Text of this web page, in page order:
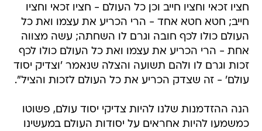
חציו זכאי וחציו חייב וכן כל העולם - חציו זכאי וחציו
חייב; חטא חטא אחד - הרי הכריע את עצמו ואת כל
העולם כולו לכף חובה וגרם לו השחתה; עשה מצווה
אחת - הרי הכריע את עצמו ואת כל העולם כולו לכף
זכות וגרם לו ולהם תשועה והצלה שנאמר 'וצדיק יסוד
עולם' - זה שצדק הכריע את כל העולם לזכות והציל".
הנה ההזדמנות שלנו להיות צדיקי יסוד עולם, פשוטו
כמשמעו להיות אחראים על יסודות העולם במעשינו